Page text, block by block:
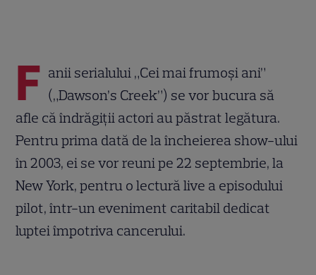
F anii serialului „Cei mai frumoși ani”
(„Dawson’s Creek”) se vor bucura să
afle că îndrăgiții actori au păstrat legătura.
Pentru prima dată de la încheierea show-ului
în 2003, ei se vor reuni pe 22 septembrie, la
New York, pentru o lectură live a episodului
pilot, într-un eveniment caritabil dedicat
luptei împotriva cancerului.